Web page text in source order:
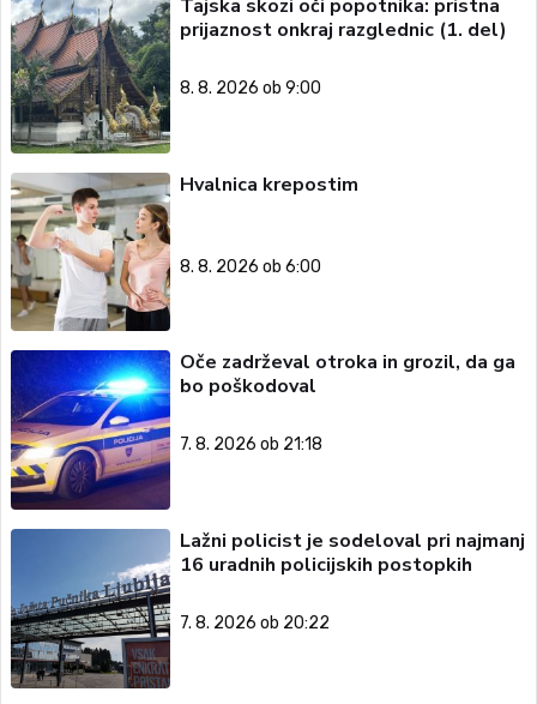
Tajska skozi oči popotnika: pristna
prijaznost onkraj razglednic (1. del)
8. 8. 2026 ob 9:00
Hvalnica krepostim
8. 8. 2026 ob 6:00
Oče zadrževal otroka in grozil, da ga
bo poškodoval
7. 8. 2026 ob 21:18
Lažni policist je sodeloval pri najmanj
16 uradnih policijskih postopkih
7. 8. 2026 ob 20:22